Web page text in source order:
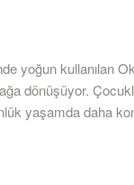
yoğun kullanılan
dönüşüyor.
yaşamda daha